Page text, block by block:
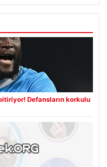
Defansların korkulu